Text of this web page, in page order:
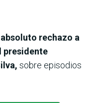
rechazo a
presidente
sobre episodios